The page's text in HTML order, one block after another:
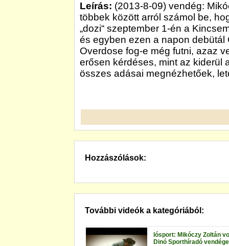
Leírás: (2013-8-09) vendég:
többek között arról számol be,
„dozi“ szeptember 1-én a
és egyben ezen a napon
Overdose fog-e még futni, azaz
erősen kérdéses, mint az kiderül
összes adásai megnézhetőek,
Hozzászólások:
További videók a kategóriából:
lósport: Mikóczy Zoltán
Dinó Sporthíradó vendége